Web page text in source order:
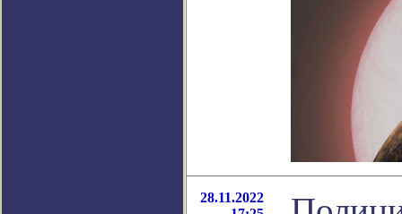
28.11.2022